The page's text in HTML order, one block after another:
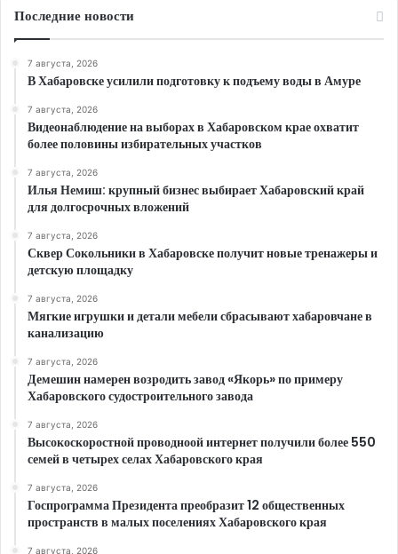
Последние новости
7 августа, 2026
В Хабаровске усилили подготовку к подъему воды в Амуре
7 августа, 2026
Видеонаблюдение на выборах в Хабаровском крае охватит
более половины избирательных участков
7 августа, 2026
Илья Немиш: крупный бизнес выбирает Хабаровский край
для долгосрочных вложений
7 августа, 2026
Сквер Сокольники в Хабаровске получит новые тренажеры и
детскую площадку
7 августа, 2026
Мягкие игрушки и детали мебели сбрасывают хабаровчане в
канализацию
7 августа, 2026
Демешин намерен возродить завод «Якорь» по примеру
Хабаровского судостроительного завода
7 августа, 2026
Высокоскоростной проводноой интернет получили более 550
семей в четырех селах Хабаровского края
7 августа, 2026
Госпрограмма Президента преобразит 12 общественных
пространств в малых поселениях Хабаровского края
7 августа, 2026